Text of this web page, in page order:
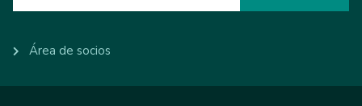
Área de socios